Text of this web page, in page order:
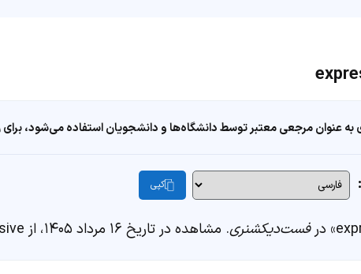
عنوان مرجعی معتبر توسط دانشگاه‌ها و دانشجویان استفاده می‌شود، برای
کپی
فست‌دیکشنری. مشاهده در تاریخ ۱۶ مرداد ۱۴۰۵، از https://fastdic.com/word/expressive